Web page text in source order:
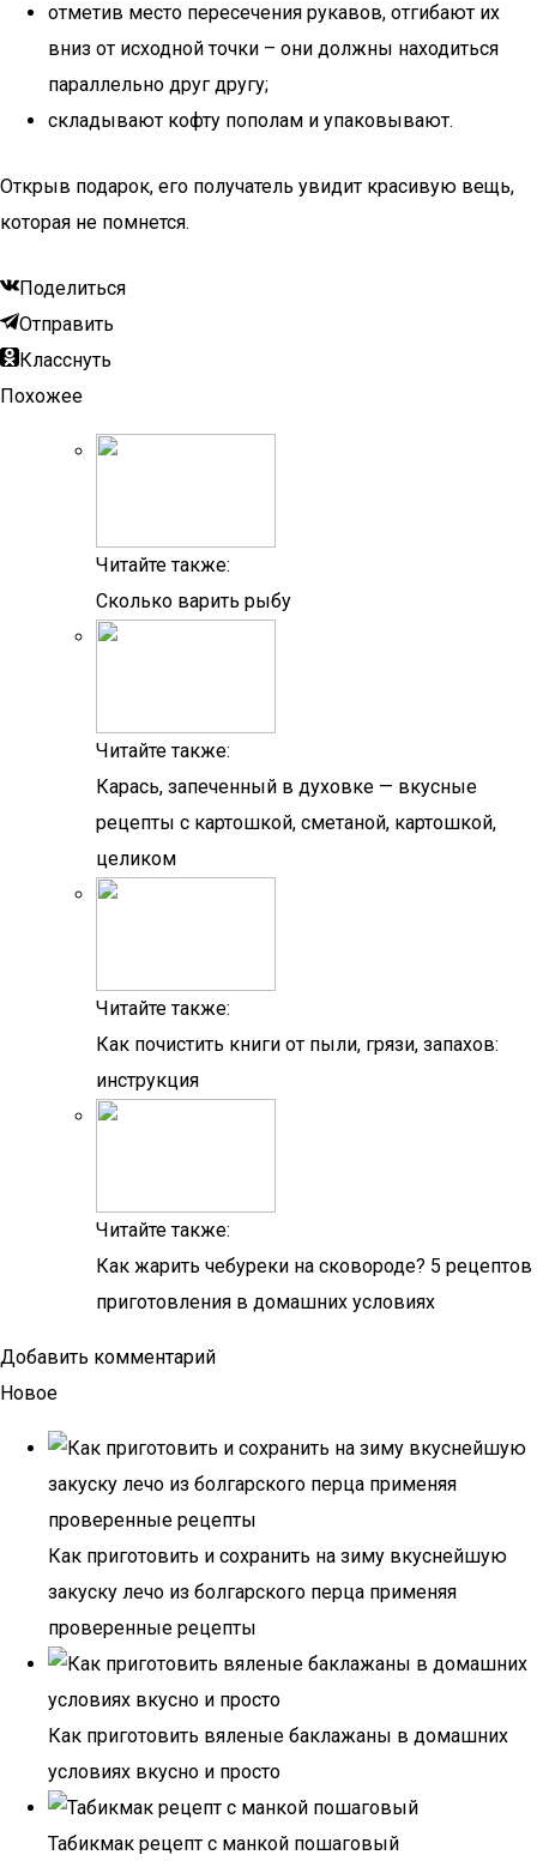
отметив место пересечения рукавов, отгибают их
вниз от исходной точки – они должны находиться
параллельно друг другу;
складывают кофту пополам и упаковывают.
Открыв подарок, его получатель увидит красивую вещь,
которая не помнется.
Поделиться
Отправить
Класснуть
Похожее
Читайте также:
Сколько варить рыбу
Читайте также:
Карась, запеченный в духовке — вкусные
рецепты с картошкой, сметаной, картошкой,
целиком
Читайте также:
Как почистить книги от пыли, грязи, запахов:
инструкция
Читайте также:
Как жарить чебуреки на сковороде? 5 рецептов
приготовления в домашних условиях
Добавить комментарий
Новое
Как приготовить и сохранить на зиму вкуснейшую
закуску лечо из болгарского перца применяя
проверенные рецепты
Как приготовить вяленые баклажаны в домашних
условиях вкусно и просто
Табикмак рецепт с манкой пошаговый